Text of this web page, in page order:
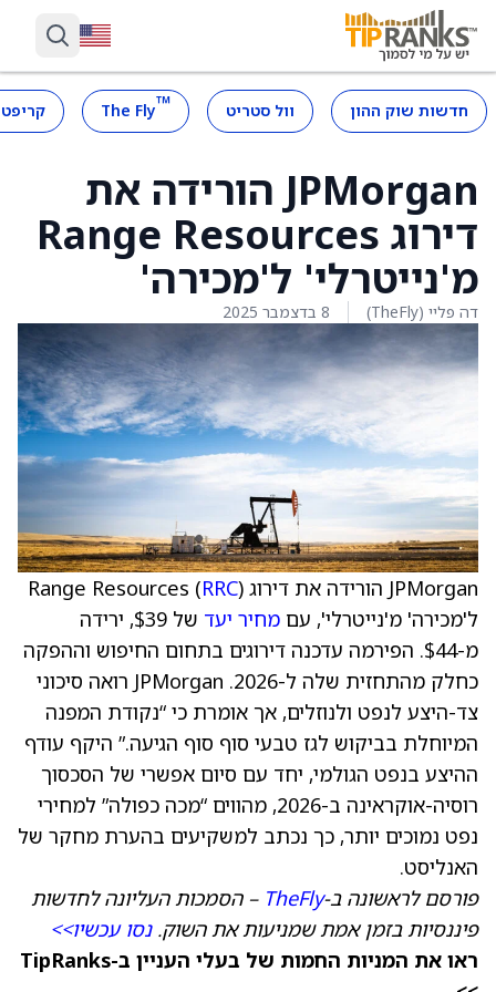
חדשות שוק ההון וול סטריט ™
The Fly
JPMorgan הורידה את
דירוג Range Resources
מ'נייטרלי' ל'מכירה'
דה פליי (TheFly) 8 בדצמבר 2025
JPMorgan הורידה את דירוג Range Resources ( RRC)
ל'מכירה' מ'נייטרלי', עם מחיר יעד
של $39, ירידה
מ-$44. הפירמה עדכנה דירוגים בתחום החיפוש וההפקה
כחלק מהתחזית שלה ל-2026. JPMorgan רואה סיכוני
צד-היצע לנפט ולנוזלים, אך אומרת כי “נקודת המפנה
המיוחלת בביקוש לגז טבעי סוף סוף הגיעה.” היקף עודף
ההיצע בנפט הגולמי, יחד עם סיום אפשרי של הסכסוך
רוסיה-אוקראינה ב-2026, מהווים “מכה כפולה” למחירי
נפט נמוכים יותר, כך נכתב למשקיעים בהערת מחקר של
האנליסט.
פורסם לראשונה ב-TheFly – הסמכות העליונה לחדשות
פיננסיות בזמן אמת שמניעות את השוק.נסו עכשיו>>
ראו את המניות החמות של בעלי העניין ב-TipRanks